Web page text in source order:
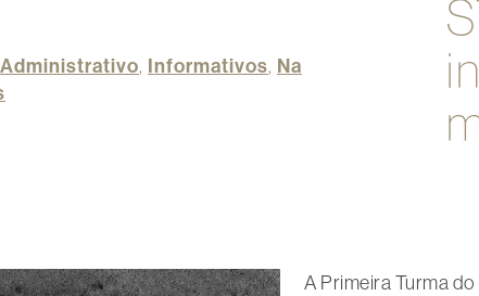
, Informativos, Na
A Primeira Turma